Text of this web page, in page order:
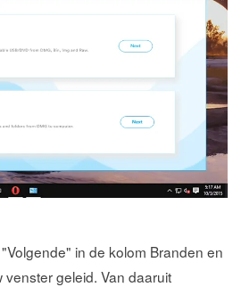
in de kolom Branden en
geleid. Van daaruit